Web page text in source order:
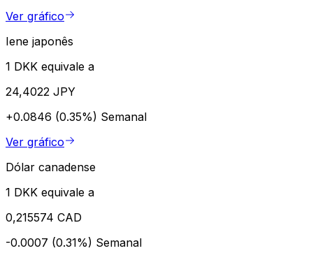
Ver gráfico
Iene japonês
1 DKK equivale a
24,4022 JPY
+0.0846 (0.35%) Semanal
Ver gráfico
Dólar canadense
1 DKK equivale a
0,215574 CAD
-0.0007 (0.31%) Semanal